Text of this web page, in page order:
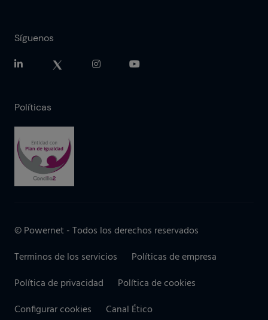
Síguenos
Políticas
© Powernet - Todos los derechos reservados
Terminos de los servicios
Políticas de empresa
Política de privacidad
Política de cookies
Configurar cookies
Canal Ético